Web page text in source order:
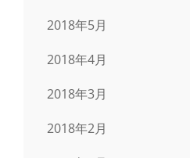
2018年5月
2018年4月
2018年3月
2018年2月